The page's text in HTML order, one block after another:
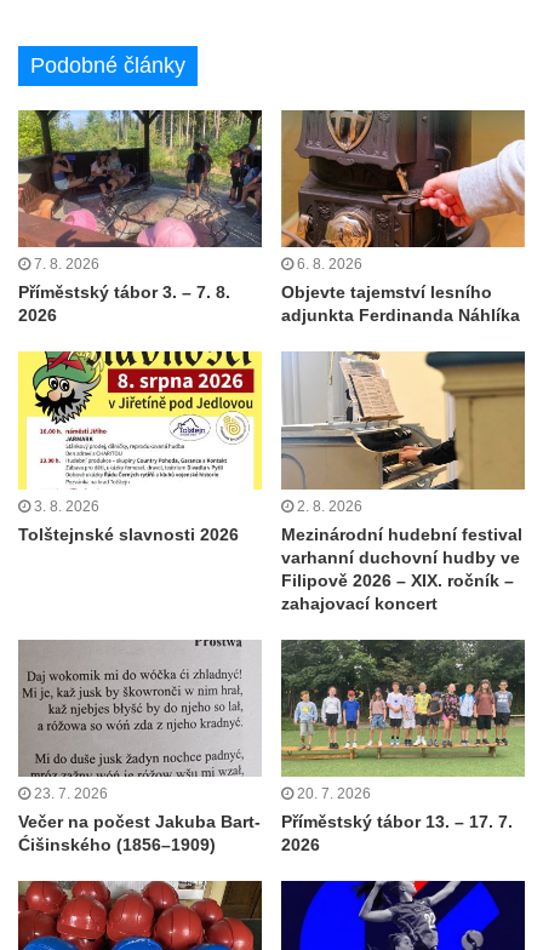
Podobné články
7. 8. 2026
Příměstský tábor 3. – 7. 8.
2026
6. 8. 2026
Objevte tajemství lesního
adjunkta Ferdinanda Náhlíka
3. 8. 2026
Tolštejnské slavnosti 2026
2. 8. 2026
Mezinárodní hudební festival
varhanní duchovní hudby ve
Filipově 2026 – XIX. ročník –
zahajovací koncert
23. 7. 2026
Večer na počest Jakuba Bart-
Ćišinského (1856–1909)
20. 7. 2026
Příměstský tábor 13. – 17. 7.
2026